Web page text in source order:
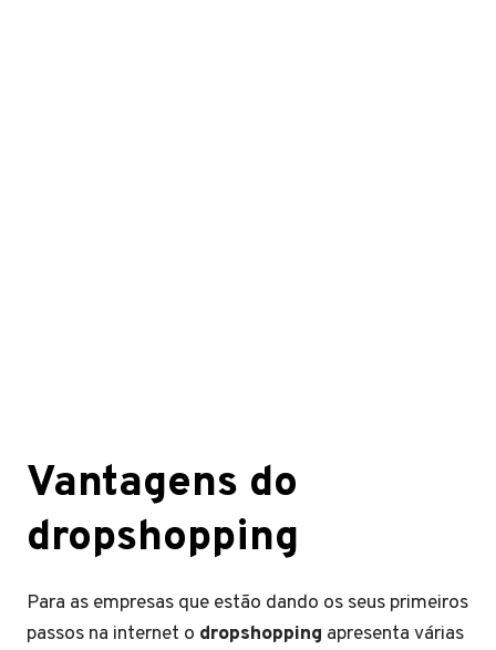
Vantagens do
dropshopping
Para as empresas que estão dando os seus primeiros
passos na internet o dropshopping apresenta várias